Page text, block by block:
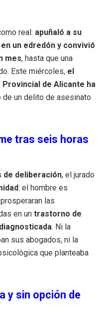
real: apuñaló a su
un edredón y convivió
mes, hasta que una
Este miércoles, el
de Alicante ha
de un delito de asesinato
tras seis horas
de deliberación, el jurado
: el hombre es
las
en un trastorno de
. Ni la
sus abogados, ni la
que planteaba
y sin opción de